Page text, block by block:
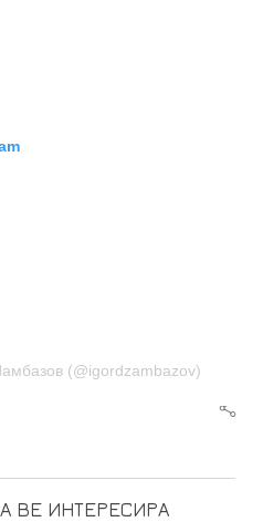
(@igordzambazov)
ВЕ ИНТЕРЕСИРА